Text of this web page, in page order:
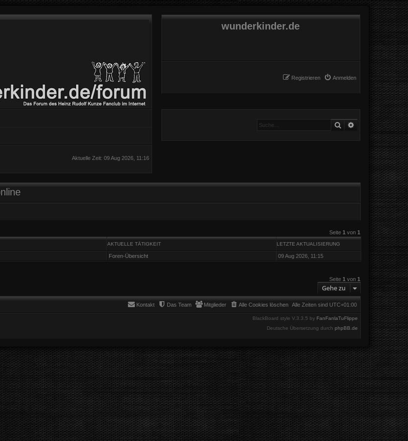
wunderkinder.de
Anmelden
Registrieren
Suche Erweiterte Suche
Aktuelle Zeit: 09 Aug 2026, 11:16
Seite 1 von 1
AKTUELLE TÄTIGKEIT LETZTE AKTUALISIERUNG
Foren-Übersicht
09 Aug 2026, 11:15
Seite 1 von 1
Gehe zu
Alle Zeiten sind UTC+01:00
Alle Cookies löschen
Mitglieder
Das Team
Kontakt
BlackBoard style V.3.3.5 by FanFanlaTuFlippe
Deutsche Übersetzung durch phpBB.de